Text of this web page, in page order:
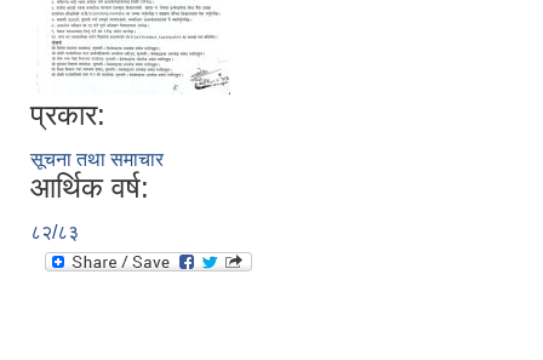
प्रकार:
सूचना तथा समाचार
आर्थिक वर्ष:
८२/८३